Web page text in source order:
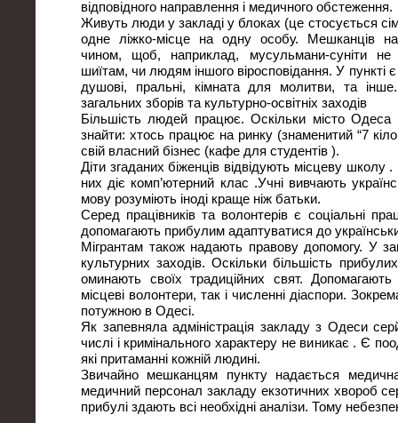
відповідного направлення і медичного обстеження.
Живуть люди у закладі у блоках (це стосується
одне ліжко-місце на одну особу. Мешканців
чином, щоб, наприклад, мусульмани-суніти
шиїтам, чи людям іншого віросповідання. У пункті є
душові, пральні, кімната для молитви, та
загальних зборів та культурно-освітніх заходів
Більшість людей працює. Оскільки місто
знайти: хтось працює на ринку (знаменитий “7
свій власний бізнес (кафе для студентів ).
Діти згаданих біженців відвідують місцеву
них діє комп’ютерний клас .Учні вивчають
мову розуміють іноді краще ніж батьки.
Серед працівників та волонтерів є соціальні
допомагають прибулим адаптуватися до
Мігрантам також надають правову допомогу. У
культурних заходів. Оскільки більшість
оминають своїх традиційних свят. Допомагають
місцеві волонтери, так і численні діаспори.
потужною в Одесі.
Як запевняла адміністрація закладу з Одеси
числі і кримінального характеру не виникає . Є
які притаманні кожній людині.
Звичайно мешканцям пункту надається
медичний персонал закладу екзотичних хвороб
прибулі здають всі необхідні аналізи. Тому